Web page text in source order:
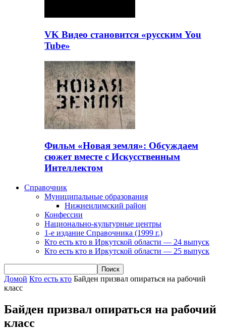
VK Видео становится «русским You
Tube»
Фильм «Новая земля»: Обсуждаем
сюжет вместе с Искусственным
Интеллектом
Справочник
Муниципальные образования
Нижнеилимский район
Конфессии
Национально-культурные центры
1-е издание Справочника (1999 г.)
Кто есть кто в Иркутской области — 24 выпуск
Кто есть кто в Иркутской области — 25 выпуск
Домой Кто есть кто Байден призвал опираться на рабочий
класс
Байден призвал опираться на рабочий
класс